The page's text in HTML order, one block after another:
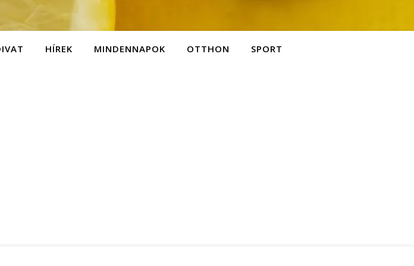
HÍREK MINDENNAPOK OTTHON SPORT